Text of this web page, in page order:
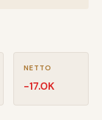
NETTO
-17.0K